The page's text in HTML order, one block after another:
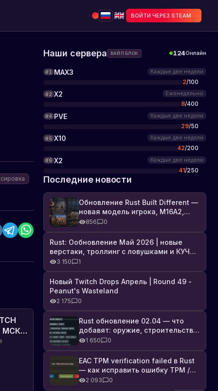
ВОЙТИ ЧЕРЕЗ STEAM
МСК!
Twitch
Наши сервера ВАЙП БЛОК 124Онлайн
#1 MAX3 Каждые две недели
2/100
#2 X2 Еженедельно
8/400
#4 PVE Каждые две недели
29/50
#5 X10 Каждые две недели
42/200
#6 X2 Каждые две недели
41/250
Последние новости
Обновление Rust Built Different —
новая модель игрока, M16A2,
броня, Industrial DLC и полный
список изменений
856 0
Rust: Ообновление Май 2026 | новые
верстаки, троллинг с ловушками и КУЧА
DLC3 150 1
Новый Twitch Drops Апрель | Round 49 -
Peanut's Wasteland
2 175 0
Rust обновление 02.04 — что
добавят: оружие, строительство,
технологии и Farming 2.5
1 650 0
EAC TPM verification failed в Rust
— как исправить ошибку TPM /
Secure Boot
2 093 0